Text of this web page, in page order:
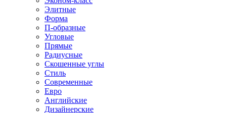
Элитные
Форма
П-образные
Угловые
Прямые
Радиусные
Скошенные углы
Стиль
Современные
Евро
Английские
Дизайнерские